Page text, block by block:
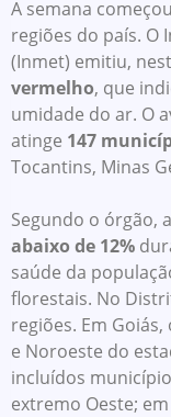
A semana
regiões do país. O
(Inmet) emitiu,
vermelho, que
umidade do ar. O
atinge 147
Tocantins, Minas
Segundo o órgão, a
abaixo de 12%
saúde da
florestais. No
regiões. Em
e Noroeste do
incluídos
extremo Oeste;